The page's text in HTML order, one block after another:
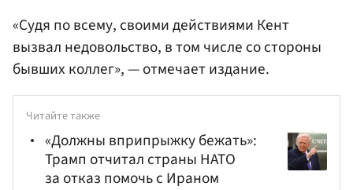
«Судя по всему, своими действиями Кент
вызвал недовольство, в том числе со стороны
бывших коллег», — отмечает издание.
Читайте также
«Должны вприпрыжку бежать»:
Трамп отчитал страны НАТО
за отказ помочь с Ираном